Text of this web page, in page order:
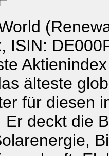
ISIN:
älteste
für diesen
Er deckt die